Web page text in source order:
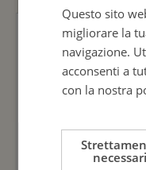
Questo sito
migliorare la
navigazione.
acconsenti a
con la nostra
necessari